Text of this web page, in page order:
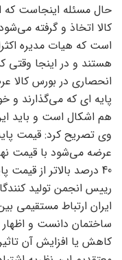
حال مسئله اینجاست
کالا اتخاذ و گرفته
است که هیات مدیره
هستند و در اینجا
انحصاری در بورس
پایه ای که می‌گذارند و
هم اشکال است و باید
وی تصریح کرد: قیمت
40 درصد بالاتر از قیمت پایه است که باید این مسئله کنترل شود.
رییس انجمن تولید
ایران ارتباط مستقیمی
ساختمان دانست و اظهار
کاهش یا افزایش آن